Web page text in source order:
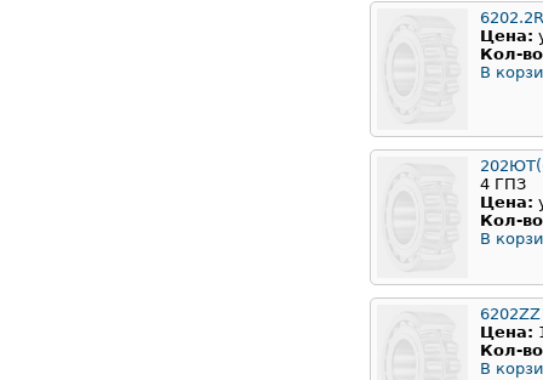
Цена:
Кол-
В
4 ГПЗ
Цена:
Кол-
В
6202ZZ
Цена:
Кол-
В